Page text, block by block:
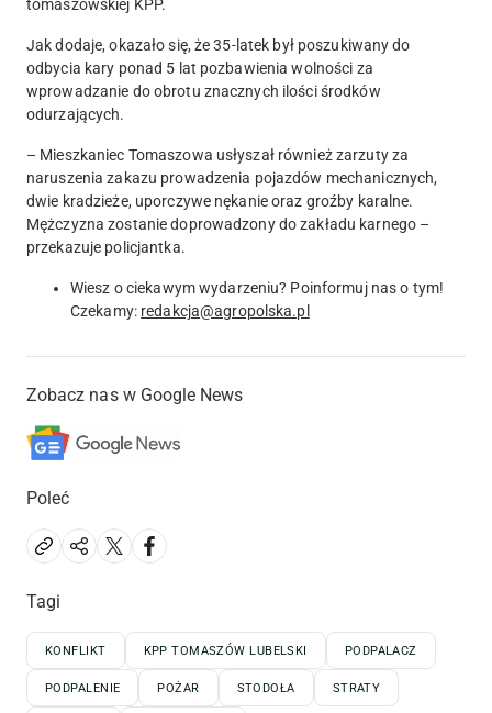
tomaszowskiej KPP.
Jak dodaje, okazało się, że35-latek był poszukiwany do
odbycia kary ponad 5 lat pozbawienia wolności za
wprowadzanie do obrotu znacznych ilości środków
odurzających.
– Mieszkaniec Tomaszowa usłyszał również zarzuty za
naruszenia zakazu prowadzenia pojazdów mechanicznych,
dwie kradzieże, uporczywe nękanie oraz groźby karalne.
Mężczyzna zostanie doprowadzony do zakładu karnego –
przekazuje policjantka.
Wiesz o ciekawym wydarzeniu? Poinformuj nas o tym!
Czekamy: redakcja@agropolska.pl
Zobacz nas w Google News
Poleć
Tagi
KONFLIKT KPP TOMASZÓW LUBELSKI PODPALACZ
PODPALENIE POŻAR STODOŁA STRATY